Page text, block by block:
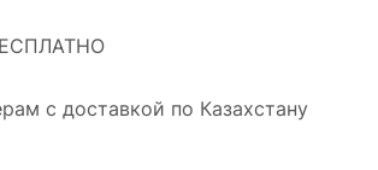
с доставкой по Казахстану